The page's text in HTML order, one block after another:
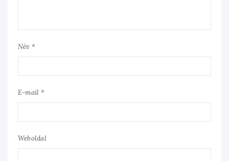
Név *
E-mail *
Weboldal